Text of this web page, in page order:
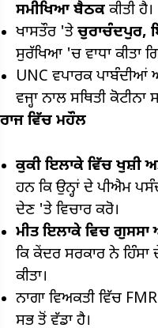
ਸਮੀਖਿਆ ਬੈਠਕ ਕੀਤੀ ਹੈ।
ਖਾਸਤੌਰ 'ਤੇ ਚੁਰਾਚੰਦਪੁਰ,
ਸੁਰੱਖਿਆ 'ਚ ਵਾਧਾ ਕੀਤਾ
UNC ਵਪਾਰਕ ਪਾਬੰਦੀਆਂ
ਵਜ੍ਹਾ ਨਾਲ ਸਥਿਤੀ
ਰਾਜ ਵਿੱਚ ਮਹੌਲ
ਕੁਕੀ ਇਲਾਕੇ ਵਿੱਚ ਖੁਸ਼ੀ
ਹਨ ਕਿ ਉਨ੍ਹਾਂ ਦੇ ਪੀਐਮ
ਦੇਣ 'ਤੇ ਵਿਚਾਰ ਕਰੋ।
ਮੀਤ ਇਲਾਕੇ ਵਿਚ ਗੁਸਸਾ
ਕਿ ਕੇਂਦਰ ਸਰਕਾਰ ਨੇ
ਕੀਤਾ।
ਨਾਗਾ ਵਿਅਕਤੀ ਵਿੱਚ
ਸਭ ਤੋਂ ਵੱਡਾ ਹੈ।